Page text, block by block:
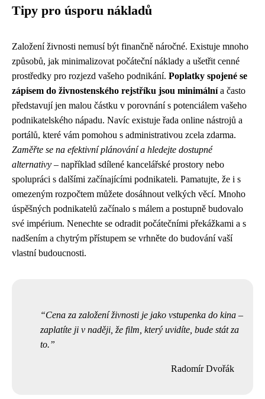
Tipy pro úsporu nákladů
Založení živnosti nemusí být finančně náročné. Existuje mnoho
způsobů, jak minimalizovat počáteční náklady a ušetřit cenné
prostředky pro rozjezd vašeho podnikání. Poplatky spojené se
zápisem do živnostenského rejstříku jsou minimálnía často
představují jen malou částku v porovnání s potenciálem vašeho
podnikatelského nápadu. Navíc existuje řada online nástrojů a
portálů, které vám pomohou s administrativou zcela zdarma.
Zaměřte se na efektivní plánování a hledejte dostupné
alternativy – například sdílené kancelářské prostory nebo
spolupráci s dalšími začínajícími podnikateli. Pamatujte, že i s
omezeným rozpočtem můžete dosáhnout velkých věcí. Mnoho
úspěšných podnikatelů začínalo s málem a postupně budovalo
své impérium. Nenechte se odradit počátečními překážkami a s
nadšením a chytrým přístupem se vrhněte do budování vaší
vlastní budoucnosti.
Cena za založení živnosti je jako vstupenka do kina –
zaplatíte ji v naději, že film, který uvidíte, bude stát za
to.
Radomír Dvořák